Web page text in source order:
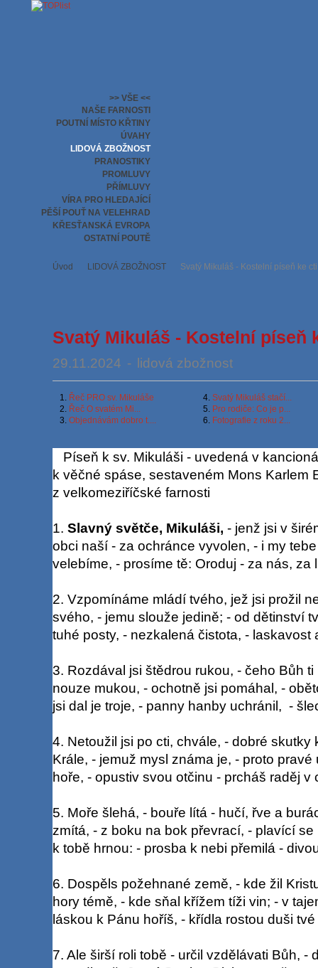
>> VŠE <<
NAŠE FARNOSTI
POUTNÍ MÍSTO KŘTINY
ÚVAHY
LIDOVÁ ZBOŽNOST
PRANOSTIKY
PROMLUVY
PŘÍMLUVY
VÍRA PRO HLEDAJÍCÍ
PĚŠÍ POUŤ NA VELEHRAD
KŘESŤANSKÁ EVROPA
OSTATNÍ POUTĚ
Úvod LIDOVÁ ZBOŽNOST Svatý Mikuláš - Kostelní píseň ke
Svatý Mikuláš - Kostelní píseň
29.11.2024 - lidová zbožnost
1.
Řeč PRO sv. Mikuláše
2. Řeč O svatém Mi...
3. Objednávám dobro t....
4.Svatý Mikuláš stačí...
5. Pro rodiče: Co je p...
6. Fotografie z roku 2...
Píseň k sv. Mikuláši - uvedená v
k věčné spáse, sestaveném Mons Karlem
z velkomeziříčské farnosti
1. Slavný světče, Mikuláši, - jenž jsi v
obci naší - za ochránce vyvolen, - i my
velebíme, - prosíme tě: Oroduj - za nás, za
2. Vzpomínáme mládí tvého, jež jsi prožil
svého, - jemu slouže jedině; - od dětinství
tuhé posty, - nezkalená čistota, - laskavost
3. Rozdával jsi štědrou rukou, - čeho Bůh
nouze mukou, - ochotně jsi pomáhal, -
jsi dal je troje, - panny hanby uchránil, -
4. Netoužil jsi po cti, chvále, - dobré skutky
Krále, - jemuž mysl známa je, - proto
hoře, - opustiv svou otčinu - prcháš raděj v
5. Moře šlehá, - bouře lítá - hučí, řve a
zmítá, - z boku na bok převrací, - plavící
k tobě hrnou: - prosba k nebi přemilá -
6. Dospěls požehnané země, - kde žil
hory témě, - kde sňal křížem tíži vin; - v
láskou k Pánu hoříš, - křídla rostou duši
7. Ale širší roli tobě - určil vzdělávati Bůh, -